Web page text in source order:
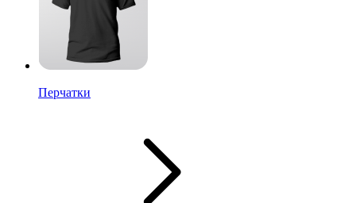
Перчатки